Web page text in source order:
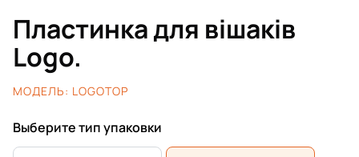
Пластинка для вішаків
Logo.
МОДЕЛЬ: LOGOTOP
Выберите тип упаковки